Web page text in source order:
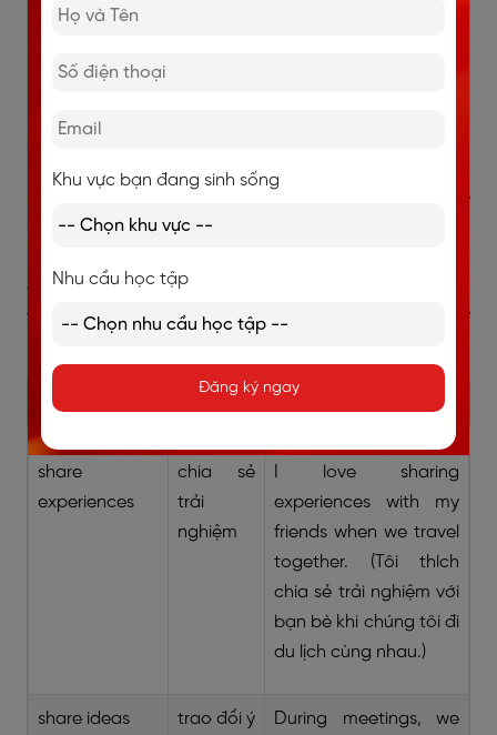
3. Từ vựng Topic Sharing - IELTS
Speaking Part 1
3.1. Từ vựng Topic Sharing
Khi luyện thi IELTS Speaking, đặc biệt với chủ đề
Sharing, việc xây dựng vốn
điểm. Dưới đây là tổng hợp những từ vựng quan trọng
và sát chủ đề giúp bạn mở rộng ý tưởng, diễn đạt tự
Từ / Cụm từ
share
experiences
chia sẻ
trải
nghiệm
I love sharing
experiences with my
friends when we travel
together. (Tôi thích
chia sẻ trải nghiệm với
bạn bè khi chúng tôi đi
du lịch cùng nhau.)
share ideas
trao đổi ý
During meetings, we
Khu vực bạn đang sinh sống
Nhu cầu học tập
Đăng ký ngay